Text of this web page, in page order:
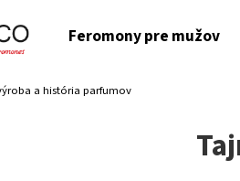
Feromony pre mužov
a história parfumov